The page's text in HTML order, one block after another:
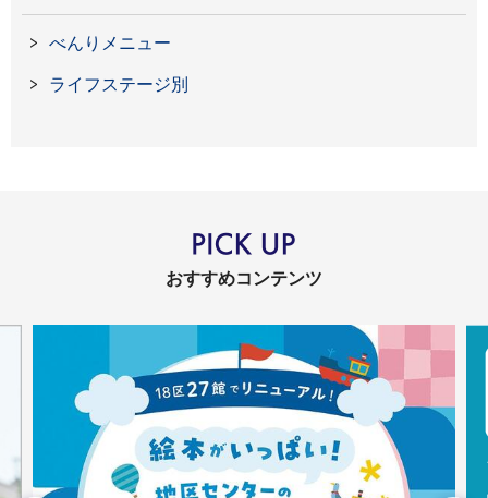
べんりメニュー
ライフステージ別
おすすめコンテンツ